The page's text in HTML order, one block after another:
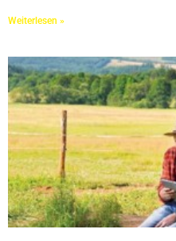
Weiterlesen »